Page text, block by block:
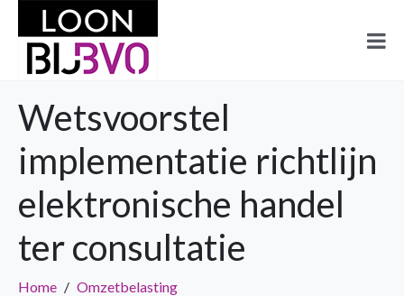
Wetsvoorstel
implementatie richtlijn
elektronische handel
ter consultatie
Home
Omzetbelasting